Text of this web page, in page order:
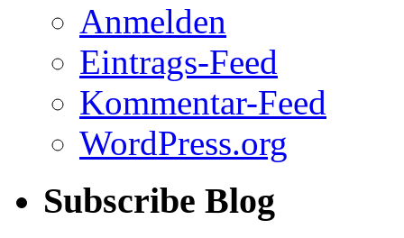
Anmelden
Eintrags-Feed
Kommentar-Feed
WordPress.org
Subscribe Blog